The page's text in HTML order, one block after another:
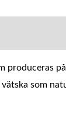
produceras
som